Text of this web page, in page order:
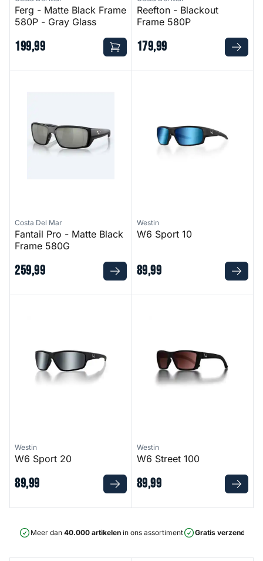
Ferg - Matte Black Frame
580P - Gray Glass
199,99
Reefton - Blackout
Frame 580P
179,99
Costa Del Mar
Fantail Pro - Matte Black
Frame 580G
259,99
Westin
W6 Sport 10
89,99
Westin
W6 Sport 20
89,99
Westin
W6 Street 100
89,99
Meer dan 40.000 artikelen in ons assortiment Gratis verzending